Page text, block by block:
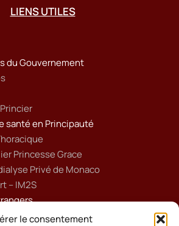
le consentement
LIENS UTILES
du Gouvernement
santé en Principauté
Princesse Grace
Privé de Monaco
– IM2S